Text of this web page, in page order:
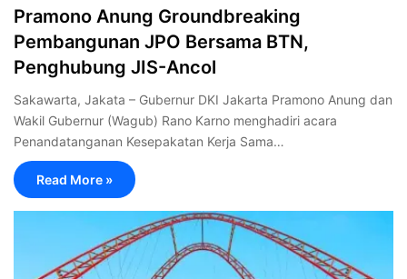
Pramono Anung Groundbreaking
Pembangunan JPO Bersama BTN,
Penghubung JIS-Ancol
Sakawarta, Jakata – Gubernur DKI Jakarta Pramono Anung dan
Wakil Gubernur (Wagub) Rano Karno menghadiri acara
Penandatanganan Kesepakatan Kerja Sama…
Read More »